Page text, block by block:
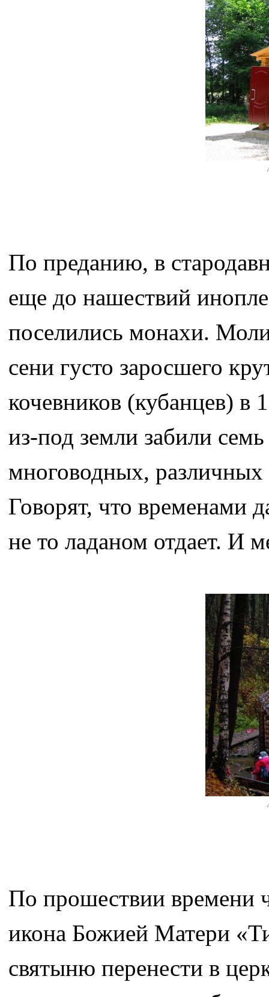
По преданию, в
еще до нашествий
поселились монахи.
сени густо заросшего
кочевников (кубанцев) в
из-под земли забили
многоводных, различных
Говорят, что временами
не то ладаном отдает. И
По прошествии времени
икона Божией Матери
святыню перенести в